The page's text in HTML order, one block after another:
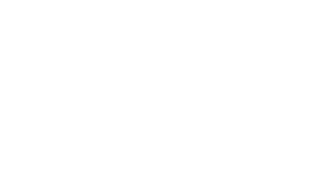
incaltaminte, coafuri, tunsori, desene de colorat, poze cu modele de manichiuri!❤️